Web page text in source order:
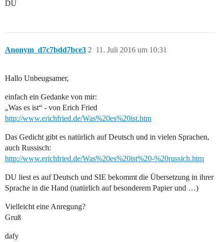
DU
Anonym_d7c7bdd7bce3 11. Juli 2016 um 10:31
2
Hallo Unbeugsamer,
einfach ein Gedanke von mir:
„Was es ist“ - von Erich Fried
http://www.erichfried.de/Was%20es%20ist.htm
Das Gedicht gibt es natürlich auf Deutsch und in vielen Sprachen,
auch Russisch:
http://www.erichfried.de/Was%20es%20ist%20-%20russich.htm
DU liest es auf Deutsch und SIE bekommt die Übersetzung in ihrer
Sprache in die Hand (natürlich auf besonderem Papier und …)
Vielleicht eine Anregung?
Gruß
dafy